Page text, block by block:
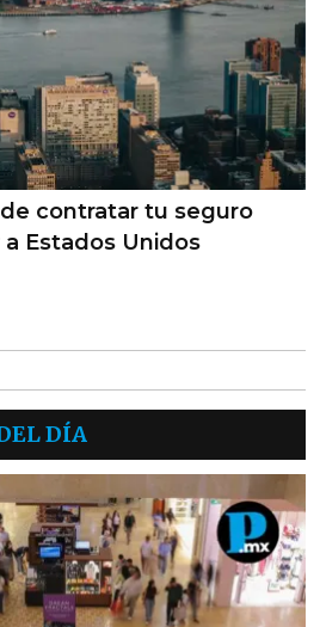
contratar tu seguro
Estados Unidos
DÍA